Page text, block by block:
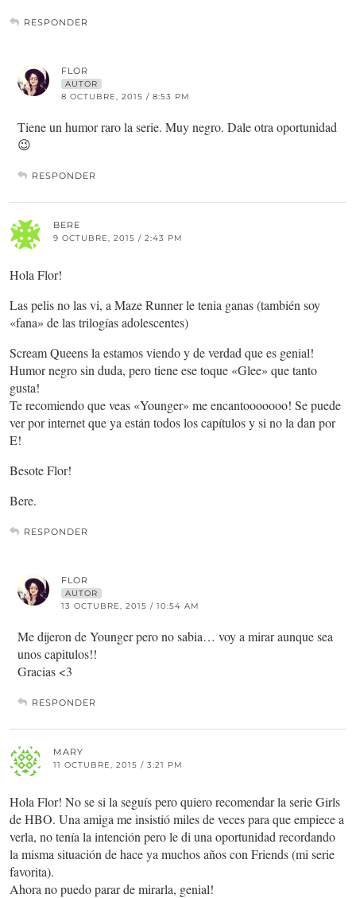
RESPONDER
FLOR
AUTOR
8 OCTUBRE, 2015 / 8:53 PM
Tiene un humor raro la serie. Muy negro. Dale otra oportunidad
😉
RESPONDER
BERE
9 OCTUBRE, 2015 / 2:43 PM
Hola Flor!
Las pelis no las vi, a Maze Runner le tenia ganas (también soy
«fana» de las trilogías adolescentes)
Scream Queens la estamos viendo y de verdad que es genial!
Humor negro sin duda, pero tiene ese toque «Glee» que tanto
gusta!
Te recomiendo que veas «Younger» me encantooooooo! Se puede
ver por internet que ya están todos los capítulos y si no la dan por
E!
Besote Flor!
Bere.
RESPONDER
FLOR
AUTOR
13 OCTUBRE, 2015 / 10:54 AM
Me dijeron de Younger pero no sabia… voy a mirar aunque sea
unos capitulos!!
Gracias <3
RESPONDER
MARY
11 OCTUBRE, 2015 / 3:21 PM
Hola Flor! No se si la seguís pero quiero recomendar la serie Girls
de HBO. Una amiga me insistió miles de veces para que empiece a
verla, no tenía la intención pero le di una oportunidad recordando
la misma situación de hace ya muchos años con Friends (mi serie
favorita).
Ahora no puedo parar de mirarla, genial!